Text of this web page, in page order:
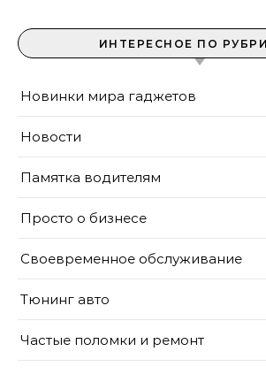
ИНТЕРЕСНОЕ ПО
Новинки мира гаджетов
Новости
Памятка водителям
Просто о бизнесе
Своевременное обслуживание
Тюнинг авто
Частые поломки и ремонт